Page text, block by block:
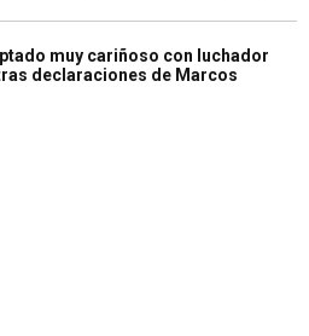
muy cariñoso con luchador
declaraciones de Marcos